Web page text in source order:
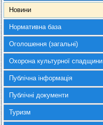
Новини
Нормативна база
Оголошення (загальні)
Охорона культурної спадщини
Публічна інформація
Публічні документи
Туризм